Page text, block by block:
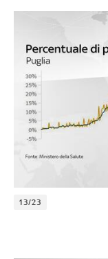
13/23